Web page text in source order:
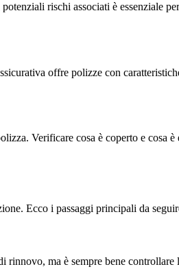
rischi associati è essenziale
offre polizze con
Verificare cosa è coperto e cosa
Ecco i passaggi principali da
ma è sempre bene controllare